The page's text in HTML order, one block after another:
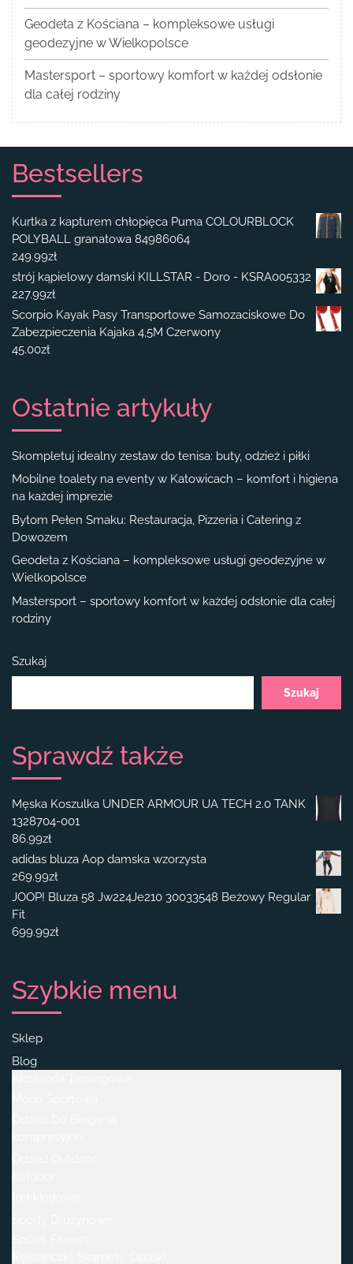
Geodeta z Kościana – kompleksowe usługi
geodezyjne w Wielkopolsce
Mastersport – sportowy komfort w każdej odsłonie
dla całej rodziny
Bestsellers
Kurtka z kapturem chłopięca Puma COLOURBLOCK
POLYBALL granatowa 84986064
249.99zł
strój kąpielowy damski KILLSTAR - Doro - KSRA005332
227.99zł
Scorpio Kayak Pasy Transportowe Samozaciskowe Do
Zabezpieczenia Kajaka 4,5M Czerwony
45.00zł
Ostatnie artykuły
Skompletuj idealny zestaw do tenisa: buty, odzież i piłki
Mobilne toalety na eventy w Katowicach – komfort i higiena
na każdej imprezie
Bytom Pełen Smaku: Restauracja, Pizzeria i Catering z
Dowozem
Geodeta z Kościana – kompleksowe usługi geodezyjne w
Wielkopolsce
Mastersport – sportowy komfort w każdej odsłonie dla całej
rodziny
Szukaj
Szukaj
Sprawdź także
Męska Koszulka UNDER ARMOUR UA TECH 2.0 TANK
1328704-001
86.99zł
adidas bluza Aop damska wzorzysta
269.99zł
JOOP! Bluza 58 Jw224Je210 30033548 Beżowy Regular
Fit
699.99zł
Szybkie menu
Sklep
Blog